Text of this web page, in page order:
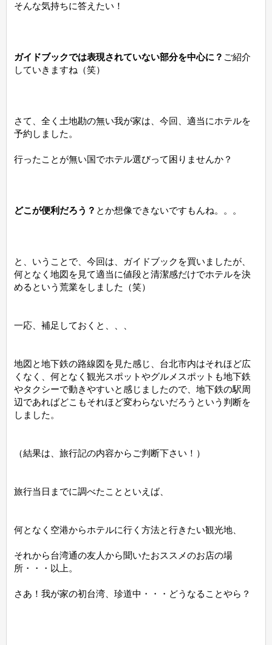
そんな気持ちに答えたい！
ガイドブックでは表現されていない部分を中心に？ ご紹介
していきますね（笑）
さて、全く土地勘の無い我が家は、今回、適当にホテルを
予約しました。
行ったことが無い国でホテル選びって困りませんか？
どこが便利だろう？ とか想像できないですもんね。。。
と、いうことで、今回は、ガイドブックを買いましたが、
何となく地図を見て適当に値段と清潔感だけでホテルを決
めるという荒業をしました（笑）
一応、補足しておくと、、、
地図と地下鉄の路線図を見た感じ、台北市内はそれほど広
くなく、何となく観光スポットやグルメスポットも地下鉄
やタクシーで動きやすいと感じましたので、地下鉄の駅周
辺であればどこもそれほど変わらないだろうという判断を
しました。
（結果は、旅行記の内容からご判断下さい！）
旅行当日までに調べたことといえば、
何となく空港からホテルに行く方法と行きたい観光地、
それから台湾通の友人から聞いたおススメのお店の場
所・・・以上。
さあ！我が家の初台湾、珍道中・・・どうなることやら？